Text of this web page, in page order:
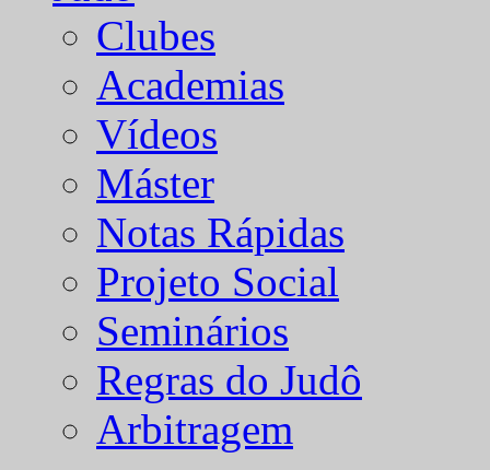
Clubes
Academias
Vídeos
Máster
Notas Rápidas
Projeto Social
Seminários
Regras do Judô
Arbitragem